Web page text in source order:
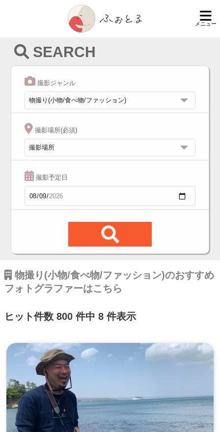
メニュー
SEARCH
撮影ジャンル
撮影場所(必須)
撮影予定日
物撮り(小物/食べ物/ファッション)のおすすめ
フォトグラファーはこちら
ヒット件数 800 件中 8 件表示